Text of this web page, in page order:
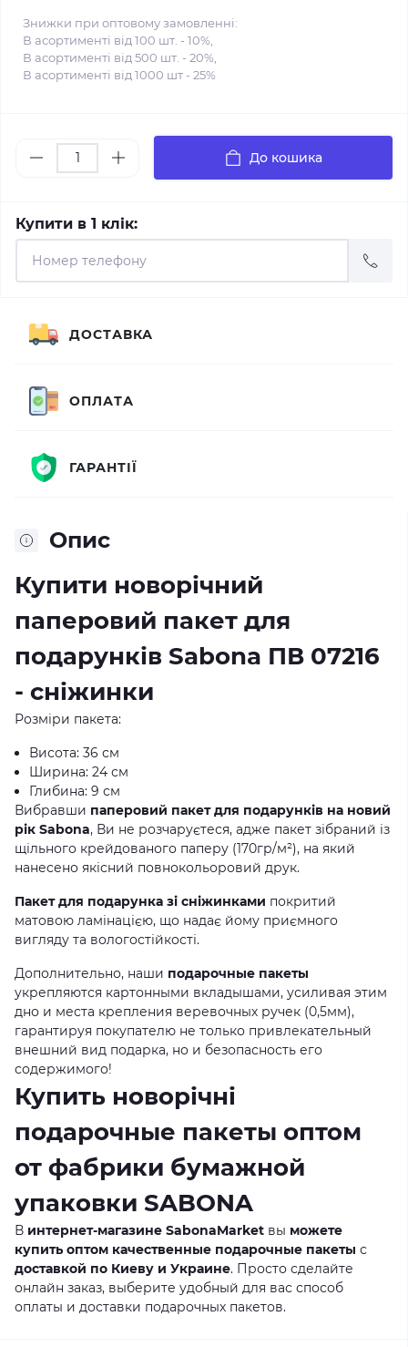
Знижки при оптовому замовленні:
В асортименті від 100 шт. - 10%,
В асортименті від 500 шт. - 20%,
В асортименті від 1000 шт - 25%
До кошика
Купити в 1 клік:
Опис
Купити новорічний
паперовий пакет для
подарунків Sabona ПВ 07216
- сніжинки
Розміри пакета:
Висота: 36 см
Ширина: 24 см
Глибина: 9 см
Вибравши паперовий пакет для подарунків на новий
рік Sabona, Ви не розчаруєтеся, адже пакет зібраний із
щільного крейдованого паперу (170гр/м²), на який
нанесено якісний повнокольоровий друк.
Пакет для подарунка зі сніжинками покритий
матовою ламінацією, що надає йому приємного
вигляду та вологостійкості.
Дополнительно, наши подарочные пакеты
укрепляются картонными вкладышами, усиливая этим
дно и места крепления веревочных ручек (0,5мм),
гарантируя покупателю не только привлекательный
внешний вид подарка, но и безопасность его
содержимого!
Купить новорічні
подарочные пакеты оптом
от фабрики бумажной
упаковки SABONA
В интернет-магазине SabonaMarket вы можете
купить оптом качественные подарочные пакеты с
доставкой по Киеву и Украине. Просто сделайте
онлайн заказ, выберите удобный для вас способ
оплаты и доставки подарочных пакетов.
ДОСТАВКА
ОПЛАТА
ГАРАНТІЇ